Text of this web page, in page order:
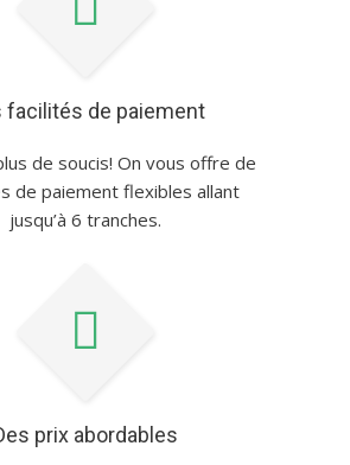
facilités de paiement
de soucis! On vous offre de
de paiement flexibles allant
jusqu’à 6 tranches.
prix abordables